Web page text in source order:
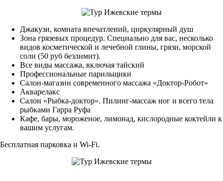
Джакузи, комната впечатлений, циркулярный душ
Зона грязевых процедур. Специально для вас, несколько
видов косметической и лечебной глины, грязи, морской
соли (50 руб безлимит).
Все виды массажа, включая тайский
Профессиональные парильщики
Салон-магазин современного массажа «Доктор-Робот»
Акварелакс
Салон «Рыбка-доктор». Пилинг-массаж ног и всего тела
рыбками Гарра Руфа
Кафе, бары, мороженое, лимонад, кислородные коктейли к
вашим услугам.
Бесплатная парковка и Wi-Fi.